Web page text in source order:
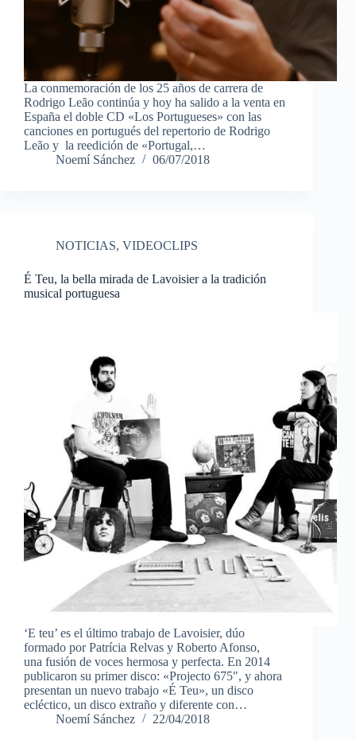
La conmemoración de los 25 años de carrera de
Rodrigo Leão continúa y hoy ha salido a la venta en
España el doble CD «Los Portugueses» con las
canciones en portugués del repertorio de Rodrigo
Leão y la reedición de «Portugal,…
Noemí Sánchez
06/07/2018
NOTICIAS, VIDEOCLIPS
É Teu, la bella mirada de Lavoisier a la tradición
musical portuguesa
‘E teu’ es el último trabajo de Lavoisier, dúo
formado por Patrícia Relvas y Roberto Afonso,
una fusión de voces hermosa y perfecta. En 2014
publicaron su primer disco: «Projecto 675″, y ahora
presentan un nuevo trabajo «É Teu», un disco
ecléctico, un disco extraño y diferente con…
Noemí Sánchez
22/04/2018